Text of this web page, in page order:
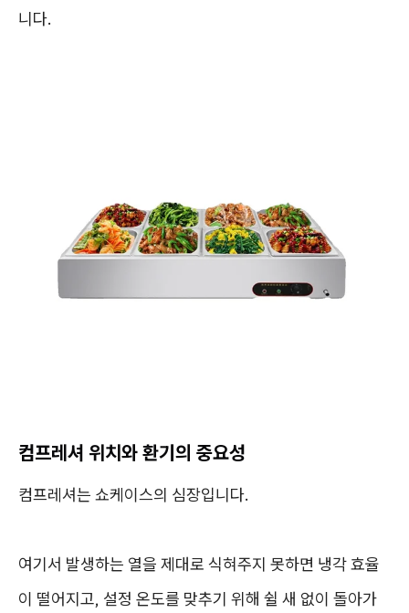
니다.
컴프레셔 위치와 환기의 중요성
컴프레셔는 쇼케이스의 심장입니다.
여기서 발생하는 열을 제대로 식혀주지 못하면 냉각 효율
이 떨어지고, 설정 온도를 맞추기 위해 쉴 새 없이 돌아가